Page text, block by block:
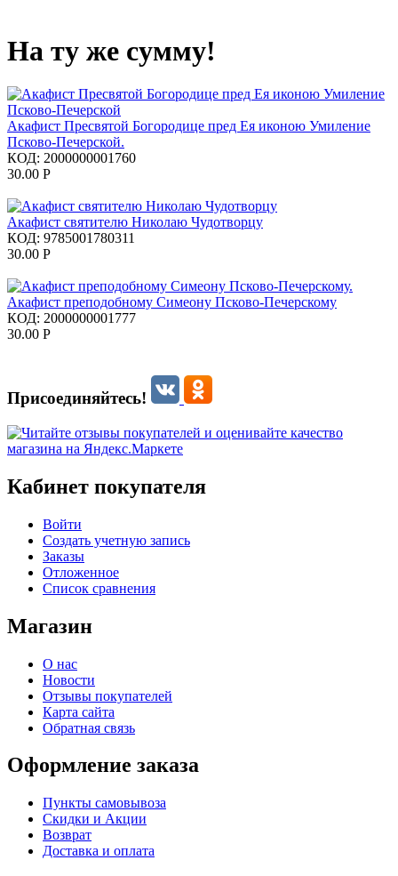
На ту же сумму!
Акафист Пресвятой Богородице пред Ея иконою Умиление
Псково-Печерской.
КОД: 2000000001760
30.00 Р
Акафист святителю Николаю Чудотворцу
КОД: 9785001780311
30.00 Р
Акафист преподобному Симеону Псково-Печерскому
КОД: 2000000001777
30.00 Р
Присоединяйтесь!
Кабинет покупателя
Войти
Создать учетную запись
Заказы
Отложенное
Список сравнения
Магазин
О нас
Новости
Отзывы покупателей
Карта сайта
Обратная связь
Оформление заказа
Пункты самовывоза
Скидки и Акции
Возврат
Доставка и оплата